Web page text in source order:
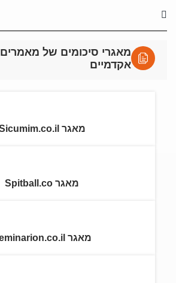
מאגרי סיכומים של מאמרים
אקדמיים
מאגר Sicumim.co.il
מאגר Spitball.co
מאגר Seminarion.co.il